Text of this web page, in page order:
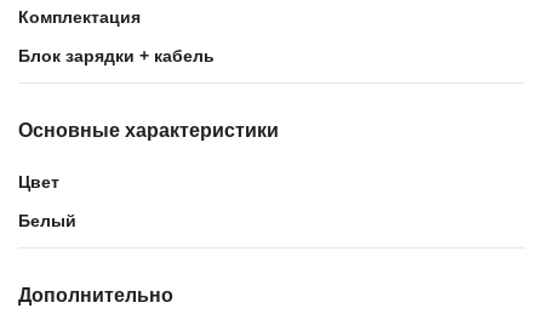
Комплектация
Блок зарядки + кабель
Основные характеристики
Цвет
Белый
Дополнительно